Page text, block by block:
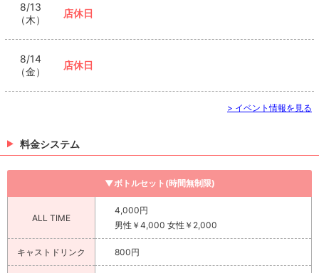
8/13
（木）
店休日
8/14
（金）
店休日
> イベント情報を見る
料金システム
▼ボトルセット(時間無制限)
ALL TIME
4,000円
男性￥4,000 女性￥2,000
キャストドリンク 800円